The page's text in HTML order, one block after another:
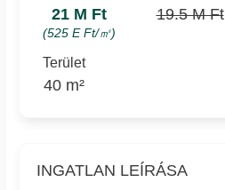
21 M Ft
(525 E Ft/㎡)
19.5 M Ft
Terület
40 m²
INGATLAN LEÍRÁSA